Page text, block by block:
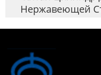
Нержавеющей